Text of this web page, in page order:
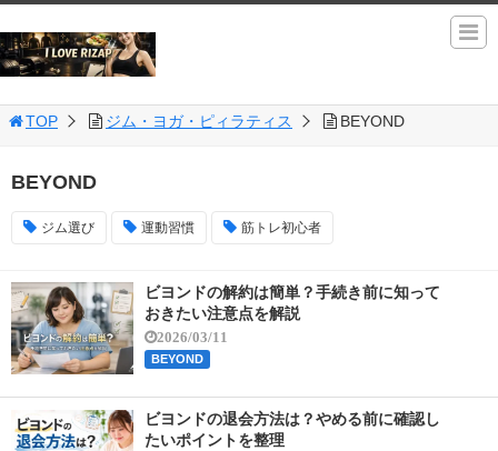
TOP ジム・ヨガ・ピィラティス BEYOND
BEYOND
ジム選び 運動習慣 筋トレ初心者
ビヨンドの解約は簡単？手続き前に知って
おきたい注意点を解説
2026/03/11
BEYOND
ビヨンドの退会方法は？やめる前に確認し
たいポイントを整理